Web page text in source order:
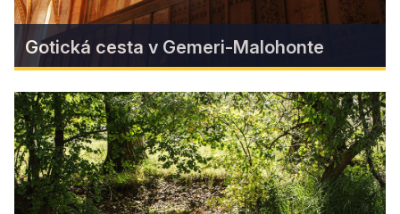
Gotická cesta v Gemeri-Malohonte
Gotická cesta v Gemeri-
Malohonte